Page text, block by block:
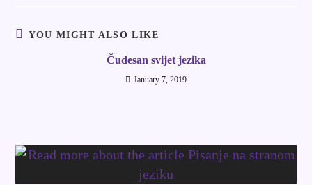
YOU MIGHT ALSO LIKE
Čudesan svijet jezika
January 7, 2019